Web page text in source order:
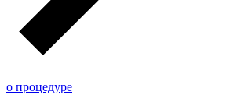
о процедуре